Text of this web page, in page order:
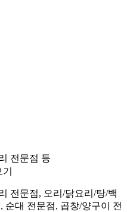
전문점 등
전문점, 오리/닭요리/탕/백
순대 전문점, 곱창/양구이 전